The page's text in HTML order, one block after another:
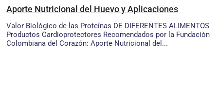
Aporte Nutricional del Huevo y Aplicaciones
Valor Biológico de las Proteínas DE DIFERENTES ALIMENTOS
Productos Cardioprotectores Recomendados por la Fundación
Colombiana del Corazón: Aporte Nutricional del...